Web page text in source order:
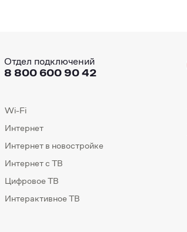
Отдел подключений
8 800 600 90 42
Wi-Fi
Интернет
Интернет в новостройке
Интернет с ТВ
Цифровое ТВ
Интерактивное ТВ